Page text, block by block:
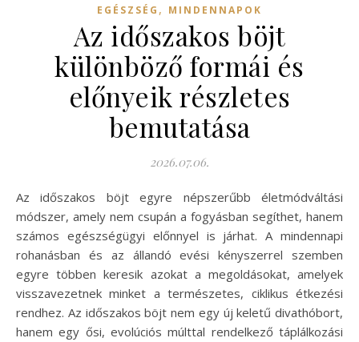
EGÉSZSÉG , MINDENNAPOK
Az időszakos böjt
különböző formái és
előnyeik részletes
bemutatása
2026.07.06.
Az időszakos böjt egyre népszerűbb életmódváltási
módszer, amely nem csupán a fogyásban segíthet, hanem
számos egészségügyi előnnyel is járhat. A mindennapi
rohanásban és az állandó evési kényszerrel szemben
egyre többen keresik azokat a megoldásokat, amelyek
visszavezetnek minket a természetes, ciklikus étkezési
rendhez. Az időszakos böjt nem egy új keletű divathóbort,
hanem egy ősi, evolúciós múlttal rendelkező táplálkozási